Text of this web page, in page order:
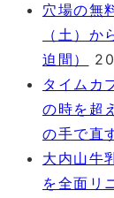
穴場の無
（土）
迫間）
タイムカ
の時を超
の手で直
大内山牛
を全面リ